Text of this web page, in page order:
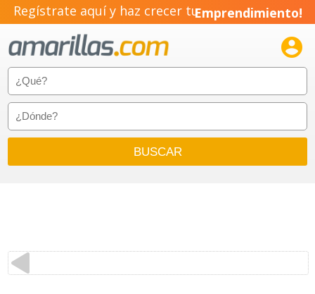
Regístrate aquí y haz crecer tuEmprendimiento!
